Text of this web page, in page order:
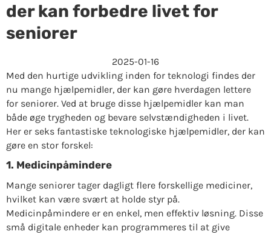
der kan forbedre livet for
seniorer
2025-01-16
Med den hurtige udvikling inden for teknologi findes der
nu mange hjælpemidler, der kan gøre hverdagen lettere
for seniorer. Ved at bruge disse hjælpemidler kan man
både øge trygheden og bevare selvstændigheden i livet.
Her er seks fantastiske teknologiske hjælpemidler, der kan
gøre en stor forskel:
1. Medicinpåmindere
Mange seniorer tager dagligt flere forskellige mediciner,
hvilket kan være svært at holde styr på.
Medicinpåmindere er en enkel, men effektiv løsning. Disse
små digitale enheder kan programmeres til at give